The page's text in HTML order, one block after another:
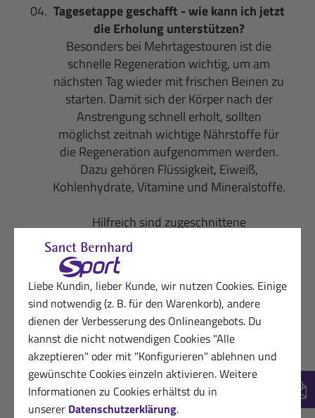
Liebe Kundin, lieber Kunde, wir nutzen Cookies. Einige
sind notwendig (z. B. für den Warenkorb), andere
dienen der Verbesserung des Onlineangebots. Du
kannst die nicht notwendigen Cookies "Alle
akzeptieren" oder mit "Konfigurieren" ablehnen und
gewünschte Cookies einzeln aktivieren. Weitere
Informationen zu Cookies erhältst du in
unserer Datenschutzerklärung.
Tagesetappe geschafft - wie kann ich jetzt
die Erholung unterstützen?
Besonders bei Mehrtagestouren ist die
schnelle Regeneration wichtig, um am
nächsten Tag wieder mit frischen Beinen zu
starten. Damit sich der Körper nach der
Anstrengung schnell erholt, sollten
möglichst zeitnah wichtige Nährstoffe für
die Regeneration aufgenommen werden.
Dazu gehören Flüssigkeit, Eiweiß,
Kohlenhydrate, Vitamine und Mineralstoffe.
Hilfreich sind zugeschnittene
Regenerationsprodukte, die portioniert
mitgenommen werden können und gleich
nach der Tour zur Verfügung stehen. Ein
vitalstoffreiches Abendessen mit
Proteinquellen wie Fleisch, Fisch oder Käse
und Fetten zum Beispiel aus pflanzlichen
Ölen rundet die Muskelregeneration optimal
ab.
Worauf muss ich also besonders achten?